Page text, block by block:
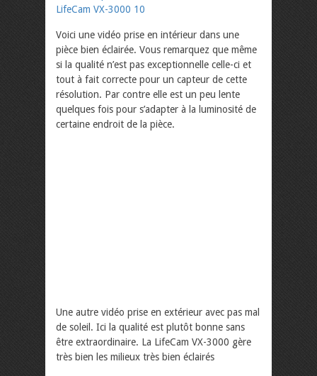
Voici une vidéo prise en intérieur dans une
pièce bien éclairée. Vous remarquez que même
si la qualité n’est pas exceptionnelle celle-ci et
tout à fait correcte pour un capteur de cette
résolution. Par contre elle est un peu lente
quelques fois pour s’adapter à la luminosité de
certaine endroit de la pièce.
Une autre vidéo prise en extérieur avec pas mal
de soleil. Ici la qualité est plutôt bonne sans
être extraordinaire. La LifeCam VX-3000 gère
très bien les milieux très bien éclairés